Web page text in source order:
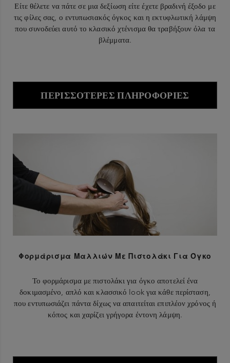
Είτε θέλετε να πάτε σε μια δεξίωση είτε έχετε βραδινή έξοδο με
τις φίλες σας, ο εντυπωσιακός όγκος και η εκτυφλωτική λάμψη
που συνοδεύει αυτό το κλασικό χτένισμα θα τραβήξουν όλα τα
βλέμματα.
ΠΕΡΙΣΣΌΤΕΡΕΣ ΠΛΗΡΟΦΟΡΊΕΣ
Φορμάρισμα Μαλλιών Με Πιστολάκι Για Όγκο
Το φορμάρισμα με πιστολάκι για όγκο αποτελεί ένα
δοκιμασμένο, απλό και κλασσικό look για κάθε περίσταση,
που εντυπωσιάζει πάντα δίχως να απαιτείται επιπλέον χρόνος ή
κόπος και χαρίζει γρήγορα έντονη λάμψη.